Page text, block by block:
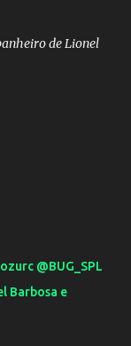
de Lionel
@BUG_SPL
Barbosa e